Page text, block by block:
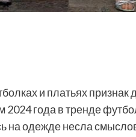
и платьяхпризнак
года в тренде
на одежде несла